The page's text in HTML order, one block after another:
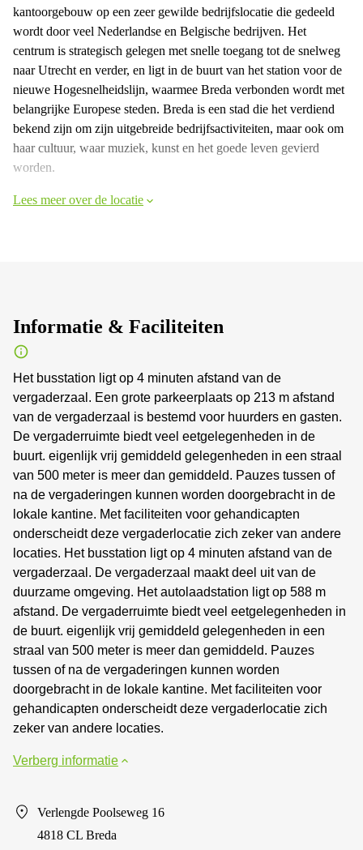
kantoorgebouw op een zeer gewilde bedrijfslocatie die gedeeld
wordt door veel Nederlandse en Belgische bedrijven. Het
centrum is strategisch gelegen met snelle toegang tot de snelweg
naar Utrecht en verder, en ligt in de buurt van het station voor de
nieuwe Hogesnelheidslijn, waarmee Breda verbonden wordt met
belangrijke Europese steden. Breda is een stad die het verdiend
bekend zijn om zijn uitgebreide bedrijfsactiviteiten, maar ook om
haar cultuur, waar muziek, kunst en het goede leven gevierd
worden.
Lees meer over de locatie
Informatie & Faciliteiten
Het busstation ligt op 4 minuten afstand van de
vergaderzaal. Een grote parkeerplaats op 213 m afstand
van de vergaderzaal is bestemd voor huurders en gasten.
De vergaderruimte biedt veel eetgelegenheden in de
buurt. eigenlijk vrij gemiddeld gelegenheden in een straal
van 500 meter is meer dan gemiddeld. Pauzes tussen of
na de vergaderingen kunnen worden doorgebracht in de
lokale kantine. Met faciliteiten voor gehandicapten
onderscheidt deze vergaderlocatie zich zeker van andere
locaties. Het busstation ligt op 4 minuten afstand van de
vergaderzaal. De vergaderzaal maakt deel uit van de
duurzame omgeving. Het autolaadstation ligt op 588 m
afstand. De vergaderruimte biedt veel eetgelegenheden in
de buurt. eigenlijk vrij gemiddeld gelegenheden in een
straal van 500 meter is meer dan gemiddeld. Pauzes
tussen of na de vergaderingen kunnen worden
doorgebracht in de lokale kantine. Met faciliteiten voor
gehandicapten onderscheidt deze vergaderlocatie zich
zeker van andere locaties.
Verberg informatie
Verlengde Poolseweg 16
4818 CL Breda